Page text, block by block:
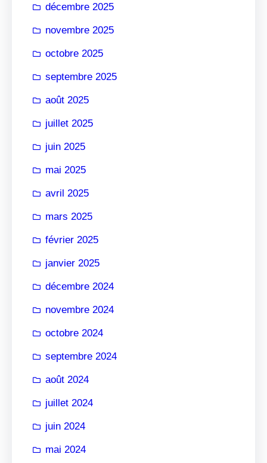
décembre 2025
novembre 2025
octobre 2025
septembre 2025
août 2025
juillet 2025
juin 2025
mai 2025
avril 2025
mars 2025
février 2025
janvier 2025
décembre 2024
novembre 2024
octobre 2024
septembre 2024
août 2024
juillet 2024
juin 2024
mai 2024